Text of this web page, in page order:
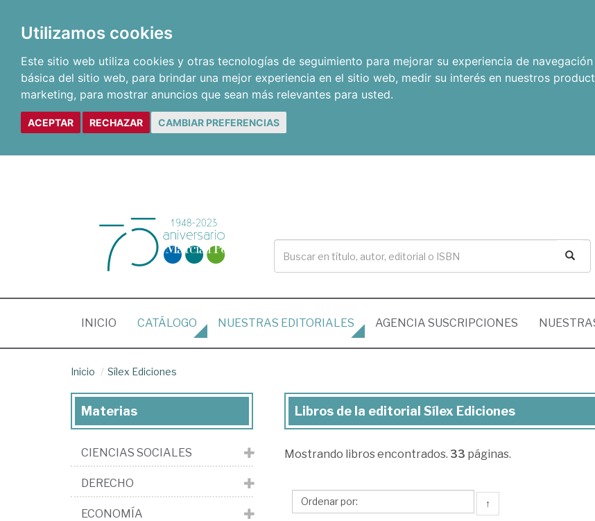
Utilizamos cookies
Este sitio web utiliza cookies y otras tecnologías de seguimiento para mejorar su experiencia de
básica del sitio web, para brindar una mejor experiencia en el sitio web, medir su interés en nuestros
marketing, para mostrar anuncios que sean más relevantes para usted.
ACEPTAR RECHAZAR CAMBIAR PREFERENCIAS
INICIO (CURRENT)
CATÁLOGO NUESTRAS EDITORIALES AGENCIA SUSCRIPCIONES
Inicio Sílex Ediciones
Libros
la
Sílex
Libros de la editorial Sílex Ediciones
Mostrando libros encontrados. 33 páginas.
↑
Materias
CIENCIAS SOCIALES
DERECHO
ECONOMÍA